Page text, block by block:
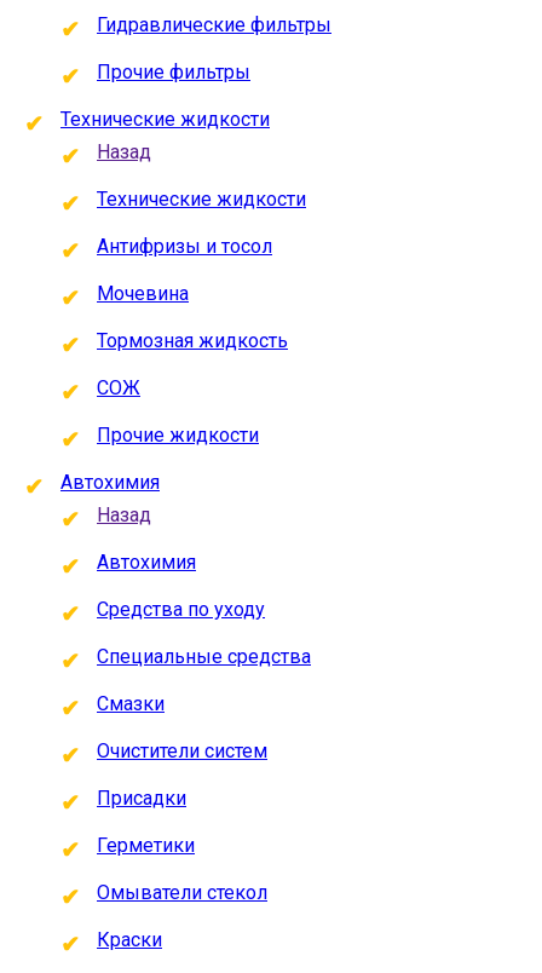
Гидравлические фильтры
Прочие фильтры
Технические жидкости
Назад
Технические жидкости
Антифризы и тосол
Мочевина
Тормозная жидкость
СОЖ
Прочие жидкости
Автохимия
Назад
Автохимия
Средства по уходу
Специальные средства
Смазки
Очистители систем
Присадки
Герметики
Омыватели стекол
Краски